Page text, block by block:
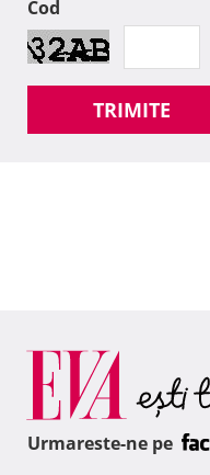
Cod
TRIMITE
Urmareste-ne pe